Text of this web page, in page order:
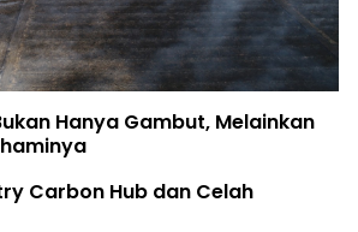
Hanya Gambut, Melainkan
Carbon Hub dan Celah